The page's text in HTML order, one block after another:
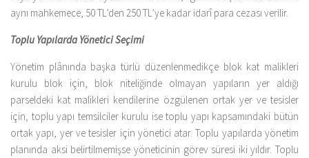
aynı mahkemece, 50 TL’den 250 TL’ye kadar idarî para cezası verilir.
Toplu Yapılarda Yönetici Seçimi
Yönetim plânında başka türlü düzenlenmedikçe blok kat malikleri
kurulu blok için, blok niteliğinde olmayan yapıların yer aldığı
parseldeki kat malikleri kendilerine özgülenen ortak yer ve tesisler
için, toplu yapı temsilciler kurulu ise toplu yapı kapsamındaki bütün
ortak yapı, yer ve tesisler için yönetici atar. Toplu yapılarda yönetim
planında aksi belirtilmemişse yöneticinin görev süresi iki yıldır. Toplu